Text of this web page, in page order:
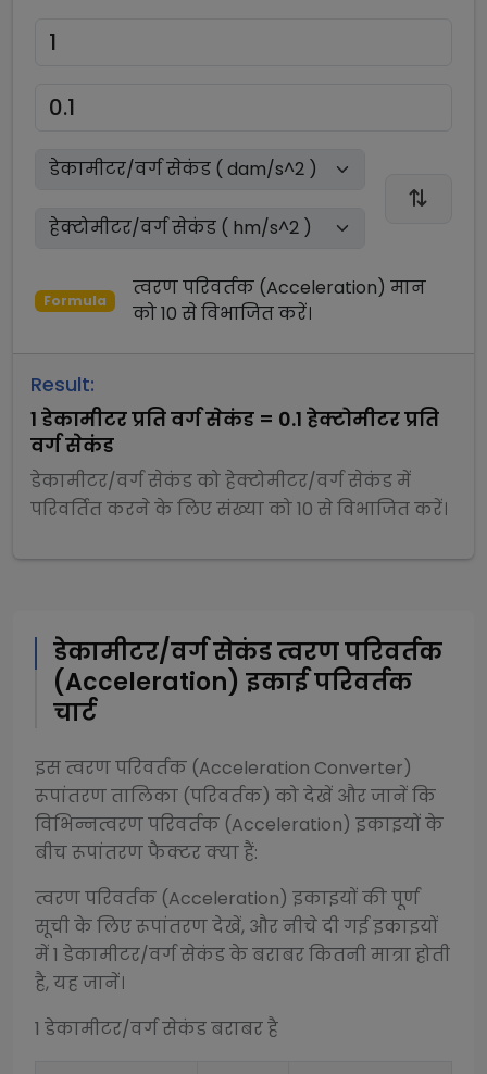
Formula
त्वरण परिवर्तक (Acceleration) मान
को10 सेविभाजितकरें।
Result:
1 डेकामीटर प्रति वर्ग सेकंड = 0.1 हेक्टोमीटर प्रति
वर्ग सेकंड
डेकामीटर/वर्ग सेकंडकोहेक्टोमीटर/वर्ग सेकंडमें
परिवर्तित करने के लिए संख्या को10 सेविभाजितकरें।
डेकामीटर/वर्ग सेकंडत्वरण परिवर्तक
(Acceleration) इकाई परिवर्तक
चार्ट
इसत्वरण परिवर्तक (Acceleration Converter)
रूपांतरण तालिका (परिवर्तक) को देखें और जानें कि
विभिन्नत्वरण परिवर्तक (Acceleration) इकाइयों के
बीच रूपांतरण फैक्टर क्या हैं:
त्वरण परिवर्तक (Acceleration) इकाइयों की पूर्ण
सूची के लिए रूपांतरण देखें, और नीचे दी गई इकाइयों
में 1 डेकामीटर/वर्ग सेकंडके बराबर कितनी मात्रा होती
है, यह जानें।
1 डेकामीटर/वर्ग सेकंडबराबर है